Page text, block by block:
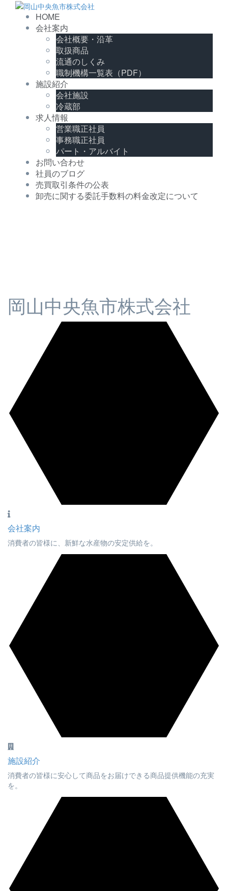
HOME
会社案内
会社概要・沿革
取扱商品
流通のしくみ
職制機構一覧表（PDF）
施設紹介
会社施設
冷蔵部
求人情報
営業職正社員
事務職正社員
パート・アルバイト
お問い合わせ
社員のブログ
売買取引条件の公表
卸売に関する委託手数料の料金改定について
岡山中央魚市株式会社
会社案内
消費者の皆様に、新鮮な水産物の安定供給を。
施設紹介
消費者の皆様に安心して商品をお届けできる商品提供機能の充実
を。